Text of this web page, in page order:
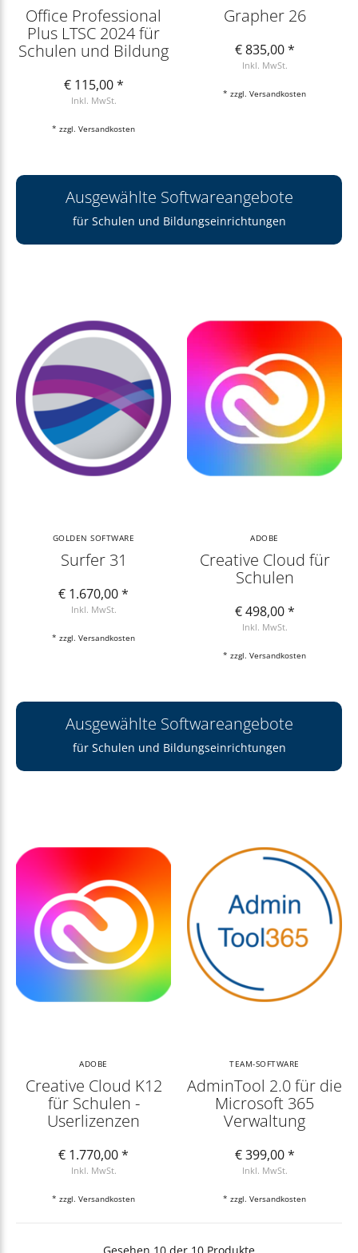
Office Professional
Plus LTSC 2024 für
Schulen und Bildung
€ 115,00 *
Inkl. MwSt.
* zzgl. Versandkosten
Grapher 26
€ 835,00 *
Inkl. MwSt.
* zzgl. Versandkosten
Ausgewählte Softwareangebote
für Schulen und Bildungseinrichtungen
GOLDEN SOFTWARE
Surfer 31
€ 1.670,00 *
Inkl. MwSt.
* zzgl. Versandkosten
ADOBE
Creative Cloud für
Schulen
€ 498,00 *
Inkl. MwSt.
* zzgl. Versandkosten
Ausgewählte Softwareangebote
für Schulen und Bildungseinrichtungen
ADOBE
Creative Cloud K12
für Schulen -
Userlizenzen
€ 1.770,00 *
Inkl. MwSt.
* zzgl. Versandkosten
TEAM-SOFTWARE
AdminTool 2.0 für die
Microsoft 365
Verwaltung
€ 399,00 *
Inkl. MwSt.
* zzgl. Versandkosten